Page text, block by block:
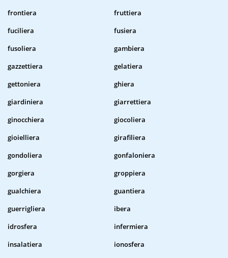
frontiera
fruttiera
fuciliera
fusiera
fusoliera
gambiera
gazzettiera
gelatiera
gettoniera
ghiera
giardiniera
giarrettiera
ginocchiera
giocoliera
gioielliera
girafiliera
gondoliera
gonfaloniera
gorgiera
groppiera
gualchiera
guantiera
guerrigliera
ibera
idrosfera
infermiera
insalatiera
ionosfera